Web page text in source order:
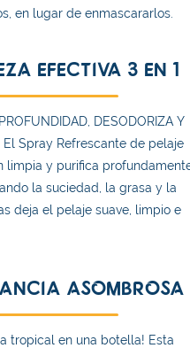
en lugar de enmascararlos.
EFECTIVA 3 EN 1
DESODORIZA Y
El Spray Refrescante de pelaje
limpia y purifica
la suciedad, la grasa y la
deja el pelaje suave, limpio e
ASOMBROSA
tropical en una botella! Esta